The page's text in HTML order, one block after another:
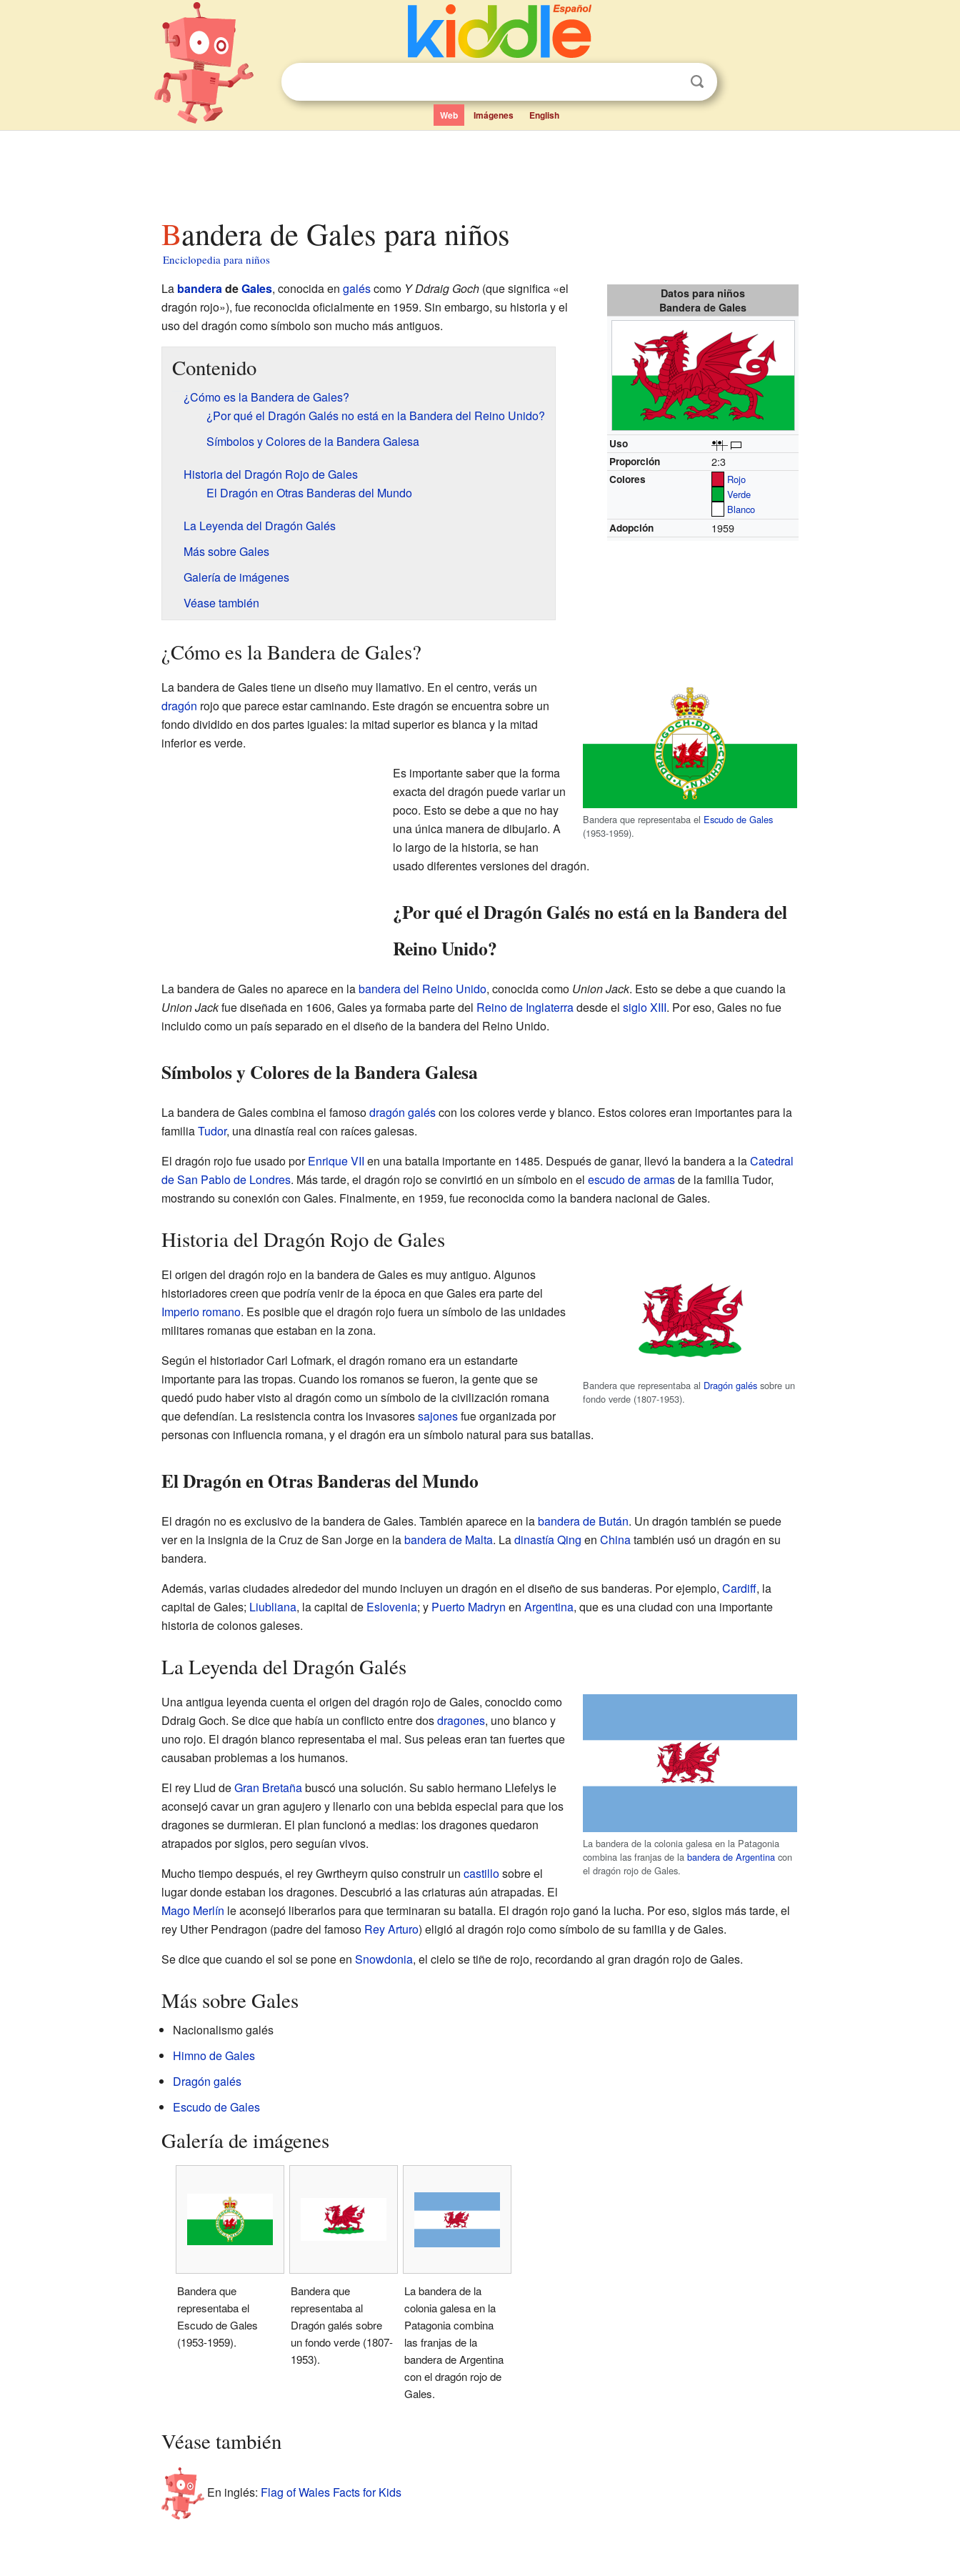
Web Imágenes English
Bandera de Gales para niños
Enciclopedia para niños
Datos para niños
Bandera de Gales
Uso
Proporción
2:3
Colores
Rojo
Verde
Blanco
Adopción
1959
La banderadeGales, conocida en galéscomo Y Ddraig Goch(que significa «el
dragón rojo»), fue reconocida oficialmente en 1959. Sin embargo, su historia y el
uso del dragón como símbolo son mucho más antiguos.
Contenido
¿Cómo es la Bandera de Gales?
¿Por qué el Dragón Galés no está en la Bandera del Reino Unido?
Símbolos y Colores de la Bandera Galesa
Historia del Dragón Rojo de Gales
El Dragón en Otras Banderas del Mundo
La Leyenda del Dragón Galés
Más sobre Gales
Galería de imágenes
Véase también
¿Cómo es la Bandera de Gales?
Bandera que representaba el Escudo de Gales
(1953-1959).
La bandera de Gales tiene un diseño muy llamativo. En el centro, verás un
dragón rojo que parece estar caminando. Este dragón se encuentra sobre un
fondo dividido en dos partes iguales: la mitad superior es blanca y la mitad
inferior es verde.
Es importante saber que la forma
exacta del dragón puede variar un
poco. Esto se debe a que no hay
una única manera de dibujarlo. A
lo largo de la historia, se han
usado diferentes versiones del dragón.
¿Por qué el Dragón Galés no está en la Bandera del
Reino Unido?
La bandera de Gales no aparece en labandera del Reino Unido, conocida como Union Jack. Esto se debe a que cuando la
Union Jackfue diseñada en 1606, Gales ya formaba parte del Reino de Inglaterradesde el siglo XIII. Por eso, Gales no fue
incluido como un país separado en el diseño de la bandera del Reino Unido.
Símbolos y Colores de la Bandera Galesa
La bandera de Gales combina el famosodragón galéscon los colores verde y blanco. Estos colores eran importantes para la
familiaTudor, una dinastía real con raíces galesas.
El dragón rojo fue usado porEnrique VII en una batalla importante en 1485. Después de ganar, llevó la bandera a laCatedral
de San Pablo de Londres. Más tarde, el dragón rojo se convirtió en un símbolo en el escudo de armasde la familia Tudor,
mostrando su conexión con Gales. Finalmente, en 1959, fue reconocida como la bandera nacional de Gales.
Historia del Dragón Rojo de Gales
Bandera que representaba al Dragón galés sobre un
fondo verde (1807-1953).
El origen del dragón rojo en la bandera de Gales es muy antiguo. Algunos
historiadores creen que podría venir de la época en que Gales era parte del
Imperio romano. Es posible que el dragón rojo fuera un símbolo de las unidades
militares romanas que estaban en la zona.
Según el historiador Carl Lofmark, el dragón romano era un estandarte
importante para las tropas. Cuando los romanos se fueron, la gente que se
quedó pudo haber visto al dragón como un símbolo de la civilización romana
que defendían. La resistencia contra los invasoressajonesfue organizada por
personas con influencia romana, y el dragón era un símbolo natural para sus batallas.
El Dragón en Otras Banderas del Mundo
El dragón no es exclusivo de la bandera de Gales. También aparece en labandera de Bután. Un dragón también se puede
ver en la insignia de la Cruz de San Jorge en labandera de Malta. Ladinastía Qing en Chinatambién usó un dragón en su
bandera.
Además, varias ciudades alrededor del mundo incluyen un dragón en el diseño de sus banderas. Por ejemplo, Cardiff, la
capital de Gales; Liubliana, la capital de Eslovenia; y Puerto Madryn en Argentina, que es una ciudad con una importante
historia de colonos galeses.
La Leyenda del Dragón Galés
La bandera de la colonia galesa en la Patagonia
combina las franjas de labandera de Argentina con
el dragón rojo de Gales.
Una antigua leyenda cuenta el origen del dragón rojo de Gales, conocido como
Ddraig Goch. Se dice que había un conflicto entre dosdragones, uno blanco y
uno rojo. El dragón blanco representaba el mal. Sus peleas eran tan fuertes que
causaban problemas a los humanos.
El rey Llud deGran Bretañabuscó una solución. Su sabio hermano Llefelys le
aconsejó cavar un gran agujero y llenarlo con una bebida especial para que los
dragones se durmieran. El plan funcionó a medias: los dragones quedaron
atrapados por siglos, pero seguían vivos.
Mucho tiempo después, el rey Gwrtheyrn quiso construir un castillosobre el
lugar donde estaban los dragones. Descubrió a las criaturas aún atrapadas. El
Mago Merlín le aconsejó liberarlos para que terminaran su batalla. El dragón rojo ganó la lucha. Por eso, siglos más tarde, el
rey Uther Pendragon (padre del famoso Rey Arturo) eligió al dragón rojo como símbolo de su familia y de Gales.
Se dice que cuando el sol se pone en Snowdonia, el cielo se tiñe de rojo, recordando al gran dragón rojo de Gales.
Más sobre Gales
Nacionalismo galés
Himno de Gales
Dragón galés
Escudo de Gales
Galería de imágenes
Bandera que
representaba el
Escudo de Gales
(1953-1959).
Bandera que
representaba al
Dragón galés sobre
un fondo verde (1807-
1953).
La bandera de la
colonia galesa en la
Patagonia combina
las franjas de la
bandera de Argentina
con el dragón rojo de
Gales.
Véase también
En inglés: Flag of Wales Facts for Kids